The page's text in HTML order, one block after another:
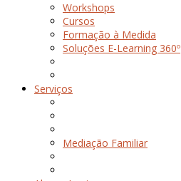
Workshops
Cursos
Formação à Medida
Soluções E-Learning 360º
Serviços
Mediação Familiar